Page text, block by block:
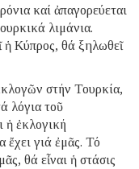
καί ἀπαγορεύεται
λιμάνια.
ἡ Κύπρος, θά ξηλωθεῖ
στήν Τουρκία,
λόγια τοῦ
ἡ ἐκλογική
ἔχει γιά ἐμᾶς. Τό
θά εἶναι ἡ στάσις